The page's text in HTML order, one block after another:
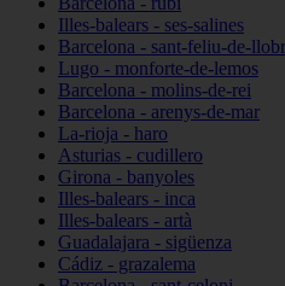
Illes-balears - ses-salines
Barcelona - sant-feliu-de-
Lugo - monforte-de-lemos
Barcelona - molins-de-rei
Barcelona - arenys-de-mar
La-rioja - haro
Asturias - cudillero
Girona - banyoles
Illes-balears - inca
Illes-balears - artà
Guadalajara - sigüenza
Cádiz - grazalema